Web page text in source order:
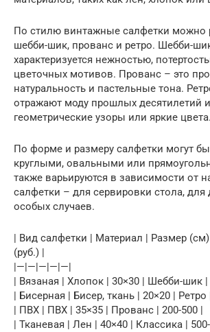
По стилю винтажные салфетки можно
шебби-шик, прованс и ретро. Шебби-
характеризуется нежностью,
цветочных мотивов. Прованс – это
натуральность и пастельные тона.
отражают моду прошлых десятилетий
геометрические узоры или яркие цвета.
По форме и размеру салфетки могут
круглыми, овальными или
также варьируются в зависимости от
салфетки – для сервировки стола, для
особых случаев.
| Вид салфетки | Материал | Размер
(руб.) |
|—|—|—|—|—|
| Вязаная | Хлопок | 30×30 | Шебби-шик |
| Бисерная | Бисер, ткань | 20×20 | Ретро
| ПВХ | ПВХ | 35×35 | Прованс | 200-500 |
| Тканевая | Лен | 40×40 | Классика |